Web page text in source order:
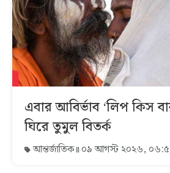
এবার আবির্ভাব ‘লিপ কিস
ঘিরে তুমুল বিতর্ক
আন্তর্জাতিক ০৯ আগস্ট ২০২৬,